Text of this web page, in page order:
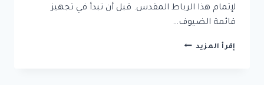
لإتمام هذا الرباط المقدس. قبل أن تبدأ في تجهيز
قائمة الضيوف…
إقرأ المزيد من